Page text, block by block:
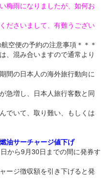
梅雨になりましたが、如何お
さいまして、有難うござい
便の予約の注意事項＊＊＊
、混み合いますので通常より
間の日本人の海外旅行動向に
急増し、日本人旅行客数と同
でいて、取り難い、もしくは
油サーチャージ値下げ
から9月30日までの間に発券す
ージ徴収額を引き下げると発